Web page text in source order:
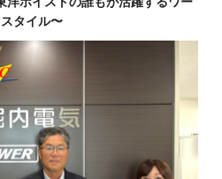
タイル〜